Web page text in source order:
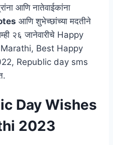
आणि नातेवाईकांना
आणि शुभेच्छांच्या मदतीने
२६ जानेवारीचे Happy
Best Happy
Republic day sms
Day Wishes
2023